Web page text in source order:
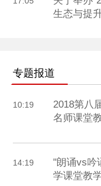
生态与提
专题报道
10:19
2018第八
名师课堂
14:19
"朗诵vs吟
学课堂教